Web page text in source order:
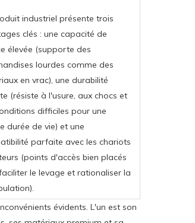
industriel présente trois
clés : une capacité de
élevée (supporte des
lourdes comme des
en vrac), une durabilité
(résiste à l'usure, aux chocs et
difficiles pour une
durée de vie) et une
parfaite avec les chariots
(points d'accès bien placés
le levage et rationaliser la
évidents. L'un est son